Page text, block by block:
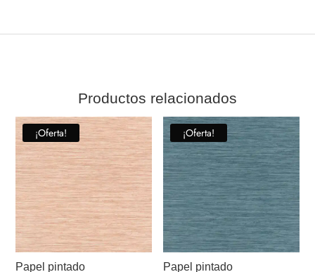
Productos relacionados
¡Oferta!
Papel pintado
¡Oferta!
Papel pintado